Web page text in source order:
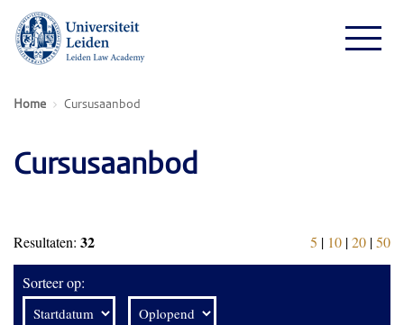
Home Cursusaanbod
Cursusaanbod
Resultaten: 32 5 | 10 |20 |50
Sorteer op: